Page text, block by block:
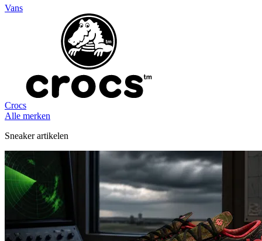
Vans
Crocs
Alle merken
Sneaker artikelen